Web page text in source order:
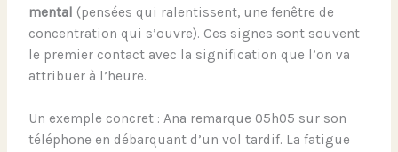
mental (pensées qui ralentissent, une fenêtre de
concentration qui s’ouvre). Ces signes sont souvent
le premier contact avec la signification que l’on va
attribuer à l’heure.
Un exemple concret : Ana remarque 05h05 sur son
téléphone en débarquant d’un vol tardif. La fatigue